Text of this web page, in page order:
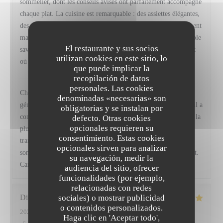
El restaurante y sus socios
utilizan cookies en este sitio, lo
que puede implicar la
recopilación de datos
personales. Las cookies
denominadas «necesarias» son
obligatorias y se instalan por
defecto. Otras cookies
opcionales requieren su
consentimiento. Estas cookies
opcionales sirven para analizar
su navegación, medir la
audiencia del sitio, ofrecer
funcionalidades (por ejemplo,
relacionadas con redes
sociales) o mostrar publicidad
o contenidos personalizados.
Haga clic en 'Aceptar todo',
sommelier, dont les conseils avisés ont parfaitement accompagné
chaque plat. La cuisine est remarquable : des assiettes élégantes,
des produits de grande qualité, des assaisonnements parfaitement
maîtrisés et un équilibre des saveurs qui témoigne d’un véritable
savoir-faire. Une adresse que je recommande sans hésitation et
où je reviendrai avec grand plaisir.
ha respondido a su opinión
Cher Monsieur Fischer, Merci infiniment pour ces mots si
généreux, ils nous vont droit au cœur. Savoir que chaque détail a
contribué à faire de votre moment un souvenir mémorable est la
plus belle des récompenses pour toute notre équipe, et nous
transmettrons bien sûr vos compliments à Baptiste, notre
sommelier. Nous serons ravis de vous retrouver prochainement.
Camille, Frédéric et toute l' équipe de Virtus
Didier
2026-07-11
- 19:45 - Invitados 2